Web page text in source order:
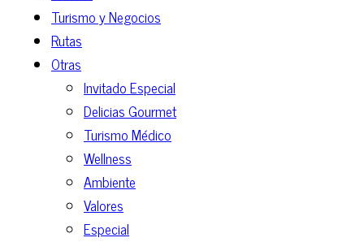
Turismo y Negocios
Rutas
Otras
Invitado Especial
Delicias Gourmet
Turismo Médico
Wellness
Ambiente
Valores
Especial